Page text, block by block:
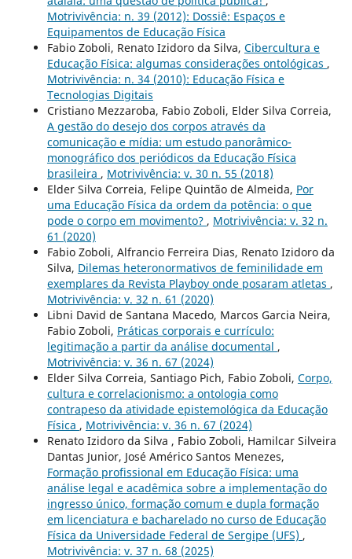
Motrivivência: n. 39 (2012): Dossiê: Espaços e
Equipamentos de Educação Física
Fabio Zoboli, Renato Izidoro da Silva, Cibercultura e
Educação Física: algumas considerações ontológicas ,
Motrivivência: n. 34 (2010): Educação Física e
Tecnologias Digitais
Cristiano Mezzaroba, Fabio Zoboli, Elder Silva Correia,
A gestão do desejo dos corpos através da
comunicação e mídia: um estudo panorâmico-
monográfico dos periódicos da Educação Física
brasileira , Motrivivência: v. 30 n. 55 (2018)
Elder Silva Correia, Felipe Quintão de Almeida, Por
uma Educação Física da ordem da potência: o que
pode o corpo em movimento? , Motrivivência: v. 32 n.
61 (2020)
Fabio Zoboli, Alfrancio Ferreira Dias, Renato Izidoro da
Silva, Dilemas heteronormativos de feminilidade em
exemplares da Revista Playboy onde posaram atletas ,
Motrivivência: v. 32 n. 61 (2020)
Libni David de Santana Macedo, Marcos Garcia Neira,
Fabio Zoboli, Práticas corporais e currículo:
legitimação a partir da análise documental ,
Motrivivência: v. 36 n. 67 (2024)
Elder Silva Correia, Santiago Pich, Fabio Zoboli, Corpo,
cultura e correlacionismo: a ontologia como
contrapeso da atividade epistemológica da Educação
Física , Motrivivência: v. 36 n. 67 (2024)
Renato Izidoro da Silva , Fabio Zoboli, Hamilcar Silveira
Dantas Junior, José Américo Santos Menezes,
Formação profissional em Educação Física: uma
análise legal e acadêmica sobre a implementação do
ingresso único, formação comum e dupla formação
em licenciatura e bacharelado no curso de Educação
Física da Universidade Federal de Sergipe (UFS) ,
Motrivivência: v. 37 n. 68 (2025)